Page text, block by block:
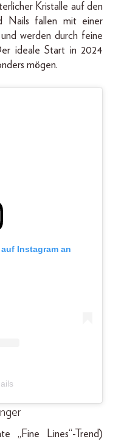
Kristalle auf den
Nails fallen mit einer
werden durch feine
ideale Start in 2024
mögen.
Instagram an
„Fine Lines“-Trend)